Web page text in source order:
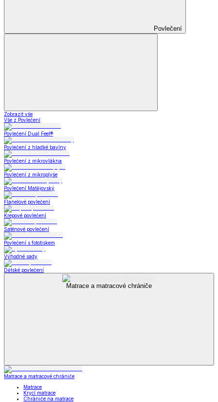
Povlečení
Zobrazit vše
Vše z Povlečení
Povlečení Dual Feel®
Povlečení z hladké bavlny
Povlečení z mikrovlákna
Povlečení z mikroplyše
Povlečení Matějovský
Flanelové povlečení
Krepové povlečení
Saténové povlečení
Povlečení s fototiskem
Výhodné sady
Dětské povlečení
Matrace a matracové chrániče
Matrace a matracové chrániče
Matrace
Krycí matrace
Chrániče na matrace